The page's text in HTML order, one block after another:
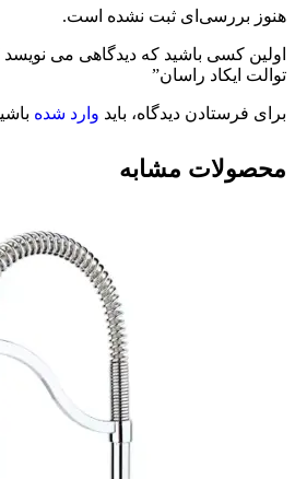
هنوز بررسی‌ای ثبت نشده است.
اولین کسی باشید که دیدگاهی می نویسد
توالت ایکاد راسان”
برای فرستادن دیدگاه، باید وارد شده
محصولات مشابه